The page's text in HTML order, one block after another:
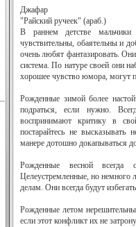
Джафар
"Райский ручеек" (араб.)
В раннем детстве
чувствительны, обаятельны и
очень любят фантазировать.
система. По натуре своей они
хорошее чувство юмора, могут
Рожденные зимой более
подраться, если нужно.
воспринимают критику в
постарайтесь не
манере дотошно докапываться
Рожденные весной
Целеустремленные, но немного
делам. Они всегда будут
Рожденные летом
если этот конфликт их не